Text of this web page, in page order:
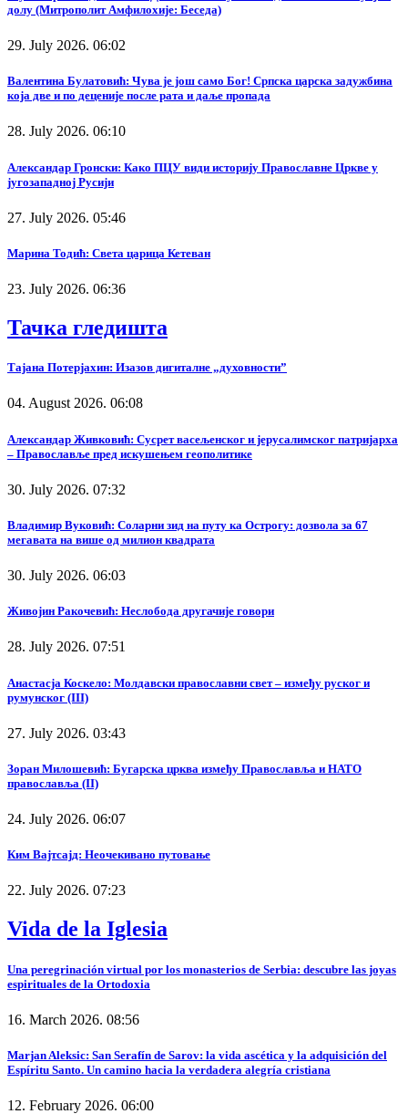
долу (Митрополит Амфилохије: Беседа)
29. July 2026. 06:02
Валентина Булатовић: Чува је још само Бог! Српска царска задужбина
која две и по деценије после рата и даље пропада
28. July 2026. 06:10
Александар Гронски: Како ПЦУ види историју Православне Цркве у
југозападној Русији
27. July 2026. 05:46
Марина Тодић: Света царица Кетеван
23. July 2026. 06:36
Тачка гледишта
Тајана Потерјахин: Изазов дигиталне „духовности”
04. August 2026. 06:08
Александар Живковић: Сусрет васељенског и јерусалимског патријарха
– Православље пред искушењем геополитике
30. July 2026. 07:32
Владимир Вуковић: Соларни зид на путу ка Острогу: дозвола за 67
мегавата на више од милион квадрата
30. July 2026. 06:03
Живојин Ракочевић: Неслобода другачије говори
28. July 2026. 07:51
Анастасја Коскело: Молдавски православни свет – између руског и
румунског (III)
27. July 2026. 03:43
Зоран Милошевић: Бугарска црква између Православља и НАТО
православља (II)
24. July 2026. 06:07
Ким Вајтсајд: Неочекивано путовање
22. July 2026. 07:23
Vida de la Iglesia
Una peregrinación virtual por los monasterios de Serbia: descubre las joyas
espirituales de la Ortodoxia
16. March 2026. 08:56
Marjan Aleksic: San Serafín de Sarov: la vida ascética y la adquisición del
Espíritu Santo. Un camino hacia la verdadera alegría cristiana
12. February 2026. 06:00